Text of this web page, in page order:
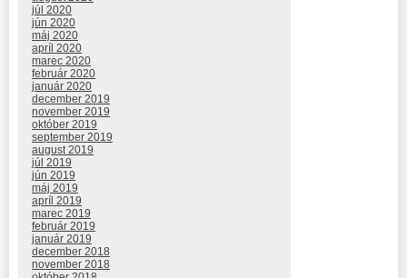
júl 2020
jún 2020
máj 2020
apríl 2020
marec 2020
február 2020
január 2020
december 2019
november 2019
október 2019
september 2019
august 2019
júl 2019
jún 2019
máj 2019
apríl 2019
marec 2019
február 2019
január 2019
december 2018
november 2018